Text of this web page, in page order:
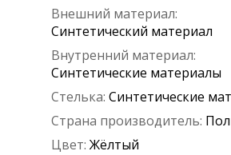
Внешний материал:
Синтетический материал
Внутренний материал:
Синтетические материалы
Стелька: Синтетические
Страна производитель:
Цвет: Жёлтый